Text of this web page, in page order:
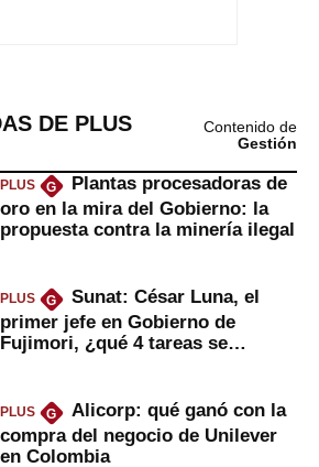
DE PLUS
Contenido de
Gestión
PLUS G
Plantas procesadoras de
oro en la mira del Gobierno: la
propuesta contra la minería ilegal
PLUS G
Sunat: César Luna, el
primer jefe en Gobierno de
Fujimori, ¿qué 4 tareas se
PLUS G
Alicorp: qué ganó con la
compra del negocio de Unilever
en Colombia